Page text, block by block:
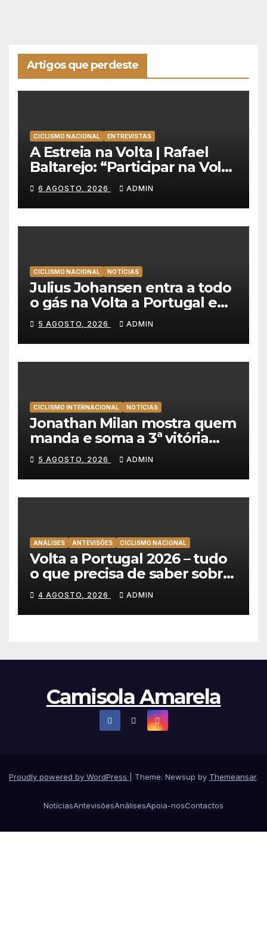
Artigos que perdeste
CICLISMO NACIONAL ENTREVISTAS
A Estreia na Volta | Rafael
Baltarejo: “Participar na Volta
a Portugal é o sonho de
qualquer ciclista”
6 AGOSTO, 2026 ADMIN
CICLISMO NACIONAL NOTÍCIAS
Julius Johansen entra a todo
o gás na Volta a Portugal e
lidera dobradinha da UAE
Team Emirates em Lisboa
5 AGOSTO, 2026 ADMIN
CICLISMO INTERNACIONAL NOTÍCIAS
Jonathan Milan mostra quem
manda e soma a 3ª vitória
consecutiva na Volta a
Polónia
5 AGOSTO, 2026 ADMIN
ANÁLISES ANTEVISÕES CICLISMO NACIONAL
Volta a Portugal 2026 – tudo
o que precisa de saber sobre
as equipas e o percurso
4 AGOSTO, 2026 ADMIN
Camisola Amarela
Proudly powered by WordPress Theme: Newsup by Themeansar.
NotíciasAntevisõesAnálisesApoia-nosContactos